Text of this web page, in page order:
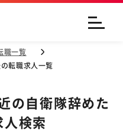
職一覧
転職求人一覧
の自衛隊辞めた
人検索